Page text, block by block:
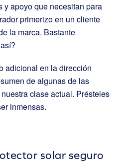
y apoyo que necesitan para
primerizo en un cliente
la marca. Bastante
adicional en la dirección
de algunas de las
clase actual. Présteles
inmensas.
solar seguro